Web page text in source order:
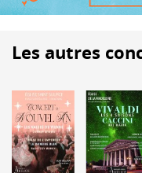
Les autres